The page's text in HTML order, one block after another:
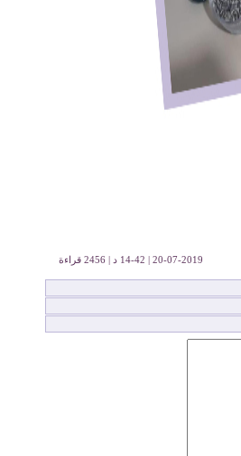
20-07-2019 | 14-42 د | 2456 قراءة